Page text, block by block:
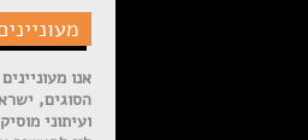
אנו
הסוגים,
ועיתוני